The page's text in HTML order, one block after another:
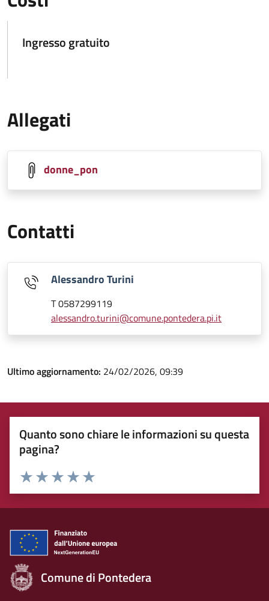
Ingresso gratuito
Allegati
donne_pon
Contatti
Alessandro Turini
T 0587299119
alessandro.turini@comune.pontedera.pi.it
Ultimo aggiornamento: 24/02/2026, 09:39
Quanto sono chiare le informazioni su questa
pagina?
Rating:
Valuta 5 stelle su 5
Valuta 4 stelle su 5
Valuta 3 stelle su 5
Valuta 2 stelle su 5
Valuta 1 stelle su 5
Comune di Pontedera